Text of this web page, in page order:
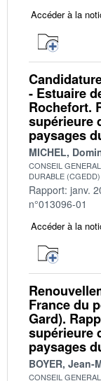
Accéder à la
- Estuaire
Rochefort.
supérieure
paysages
MICHEL,
CONSEIL
DURABLE (CGEDD)
Rapport: janv.
n°013096-01
Accéder à la
France du
Gard).
supérieure
paysages
BOYER, Jean-
CONSEIL